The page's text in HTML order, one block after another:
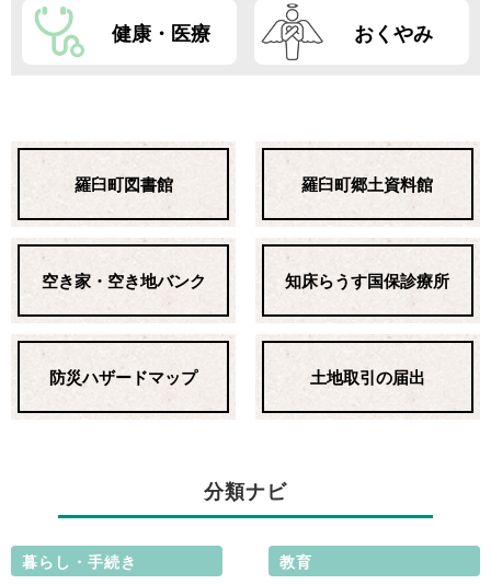
健康・医療 おくやみ
羅臼町図書館 羅臼町郷土資料館
空き家・空き地バンク 知床らうす国保診療所
防災ハザードマップ 土地取引の届出
分類ナビ
暮らし・手続き 教育